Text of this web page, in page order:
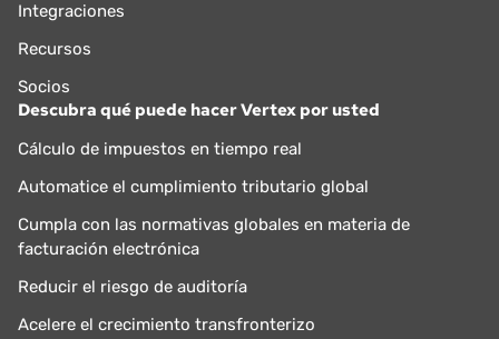
Integraciones
Recursos
Socios
Descubra qué puede hacer Vertex por usted
Cálculo de impuestos en tiempo real
Automatice el cumplimiento tributario global
Cumpla con las normativas globales en materia de
facturación electrónica
Reducir el riesgo de auditoría
Acelere el crecimiento transfronterizo